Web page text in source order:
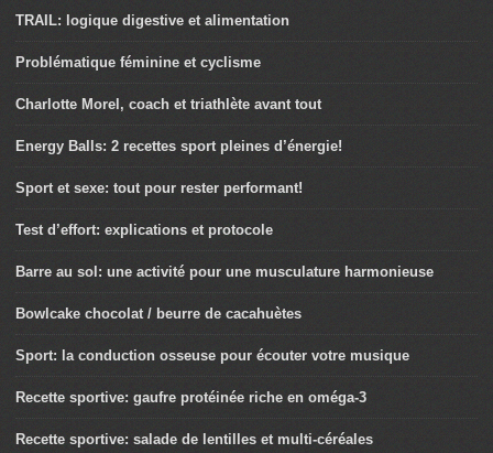
TRAIL: logique digestive et alimentation
Problématique féminine et cyclisme
Charlotte Morel, coach et triathlète avant tout
Energy Balls: 2 recettes sport pleines d’énergie!
Sport et sexe: tout pour rester performant!
Test d’effort: explications et protocole
Barre au sol: une activité pour une musculature harmonieuse
Bowlcake chocolat / beurre de cacahuètes
Sport: la conduction osseuse pour écouter votre musique
Recette sportive: gaufre protéinée riche en oméga-3
Recette sportive: salade de lentilles et multi-céréales